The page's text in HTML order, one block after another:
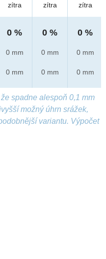
zítra
0 %
0 mm
0 mm
zítra
0 %
0 mm
0 mm
zítra
0 %
0 mm
0 mm
spadne alespoň 0,1 mm
možný úhrn srážek,
variantu. Výpočet